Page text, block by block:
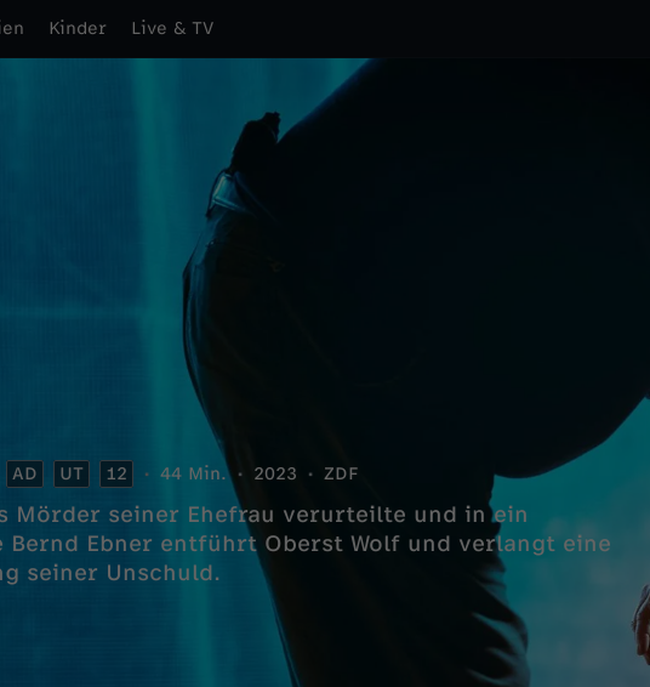
Kinder Live & TV
AD UT 12 44 Min. 2023 ZDF
Mörder seiner Ehefrau verurteilte und in ein
Bernd Ebner entführt Oberst Wolf und verlangt eine
seiner Unschuld.